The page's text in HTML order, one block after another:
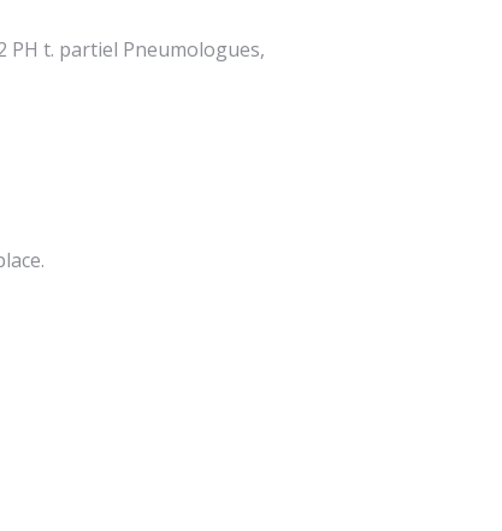
PH t. partiel Pneumologues,